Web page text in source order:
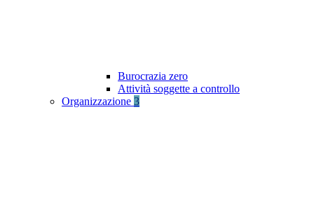
Burocrazia zero
Attività soggette a controllo
Organizzazione 3